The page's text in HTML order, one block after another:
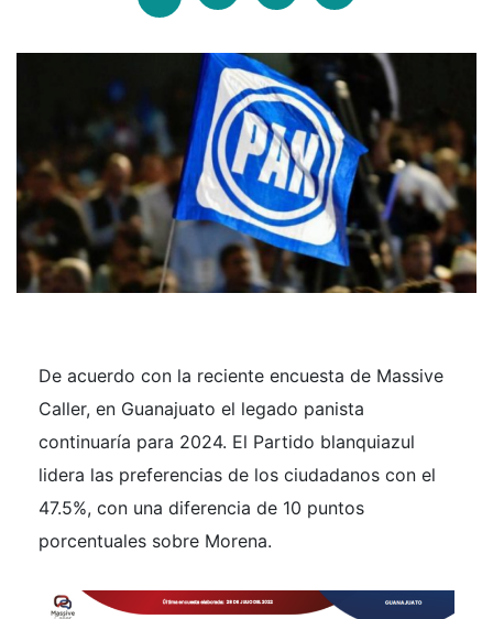
De acuerdo con la reciente encuesta de Massive
Caller, en Guanajuato el legado panista
continuaría para 2024. El Partido blanquiazul
lidera las preferencias de los ciudadanos con el
47.5%, con una diferencia de 10 puntos
porcentuales sobre Morena.